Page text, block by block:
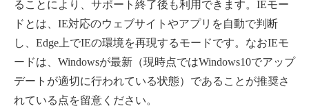
ることにより、サポート終了後も利用できます。IEモー
ドとは、IE対応のウェブサイトやアプリを自動で判断
し、Edge上でIEの環境を再現するモードです。なおIEモ
ードは、Windowsが最新（現時点ではWindows10でアップ
デートが適切に行われている状態）であることが推奨さ
れている点を留意ください。